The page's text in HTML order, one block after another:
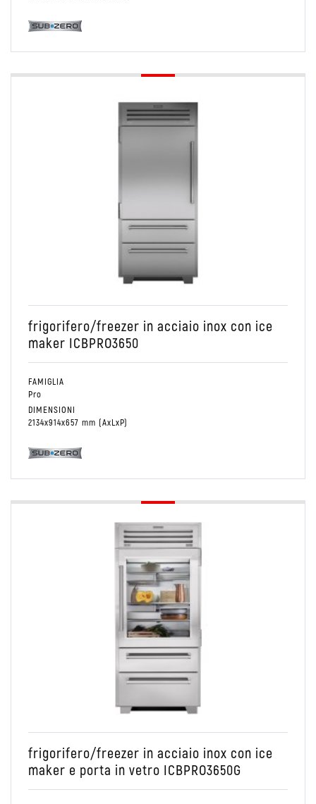
frigorifero/freezer in acciaio inox con ice
maker ICBPRO3650
FAMIGLIA
Pro
DIMENSIONI
2134x914x657 mm (AxLxP)
Conservare
Combinato Frigo/Freezer
frigorifero/freezer in acciaio inox con ice
maker e porta in vetro ICBPRO3650G
Conservare
PRO48
Combinato Frigo/Freezer